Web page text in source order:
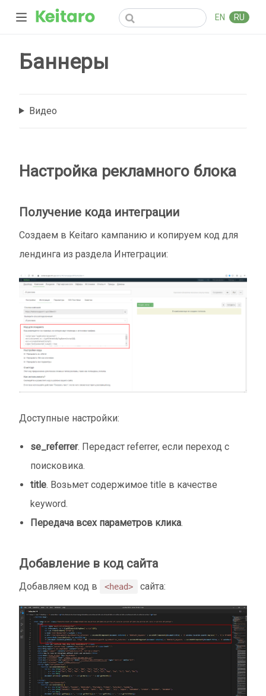
EN RU
Баннеры
Видео
Настройка рекламного блока
Получение кода интеграции
Создаем в Keitaro кампанию и копируем код для
лендинга из раздела Интеграции:
Доступные настройки:
se_referrer. Передаст referrer, если переход с
поисковика.
title. Возьмет содержимое title в качестве
keyword.
Передача всех параметров клика.
Добавление в код сайта
Добавляем код в <head> сайта: